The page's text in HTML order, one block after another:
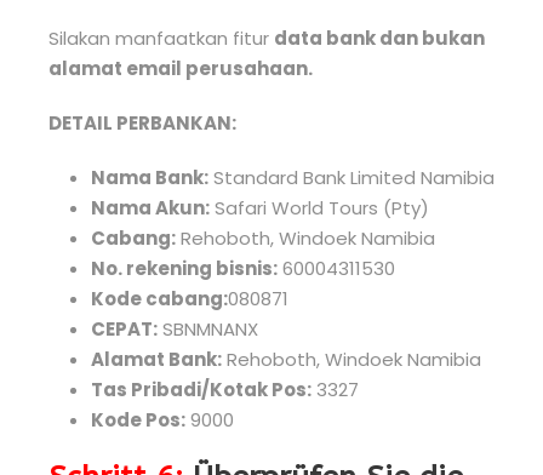
Silakan manfaatkan fitur data bank dan bukan
alamat email perusahaan.
DETAIL PERBANKAN:
Nama Bank:Standard Bank Limited Namibia
Nama Akun:Safari World Tours (Pty)
Cabang:Rehoboth, Windoek Namibia
No. rekening bisnis:60004311530
Kode cabang:080871
CEPAT:SBNMNANX
Alamat Bank:Rehoboth, Windoek Namibia
Tas Pribadi/Kotak Pos: 3327
Kode Pos:9000